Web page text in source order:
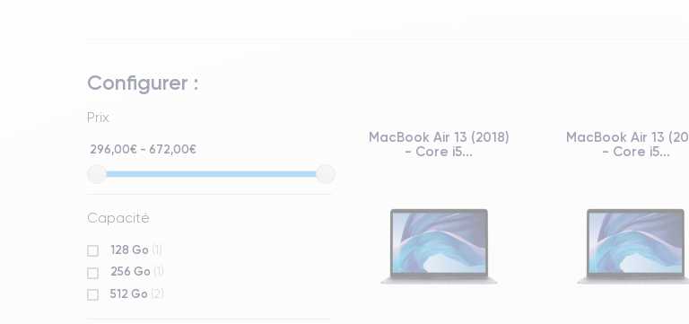
Configurer :
Prix
296,00€ - 672,00€
Capacité
128 Go (1)
256 Go (1)
512 Go (2)
MacBook Air 13 (2018)
- Core i5...
MacBook Air 13
- Core i5...